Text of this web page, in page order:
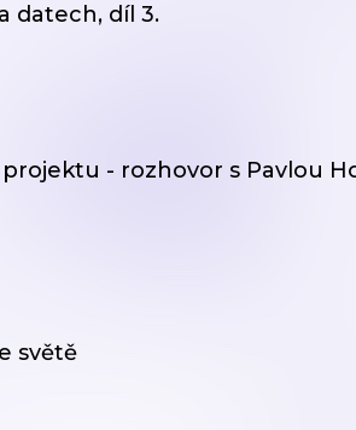
datech, díl 3.
projektu - rozhovor s Pavlou
světě